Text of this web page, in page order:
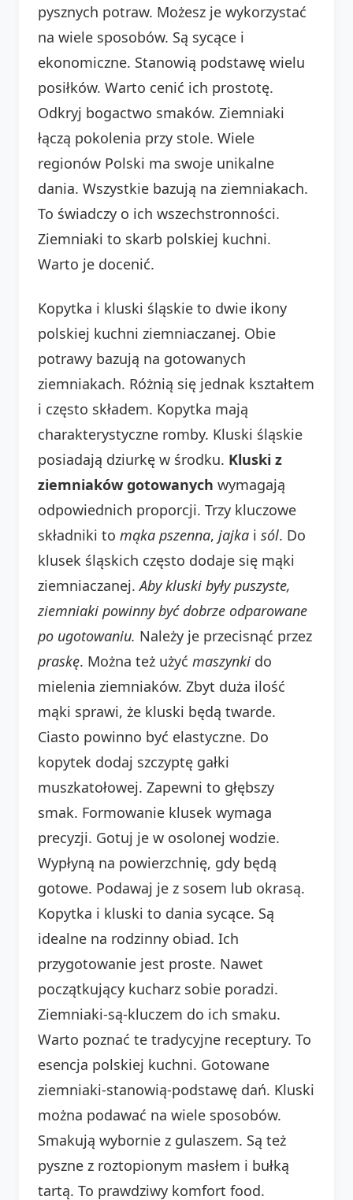
pysznych potraw. Możesz je wykorzystać
na wiele sposobów. Są sycące i
ekonomiczne. Stanowią podstawę wielu
posiłków. Warto cenić ich prostotę.
Odkryj bogactwo smaków. Ziemniaki
łączą pokolenia przy stole. Wiele
regionów Polski ma swoje unikalne
dania. Wszystkie bazują na ziemniakach.
To świadczy o ich wszechstronności.
Ziemniaki to skarb polskiej kuchni.
Warto je docenić.
Kopytka i kluski śląskie to dwie ikony
polskiej kuchni ziemniaczanej. Obie
potrawy bazują na gotowanych
ziemniakach. Różnią się jednak kształtem
i często składem. Kopytka mają
charakterystyczne romby. Kluski śląskie
posiadają dziurkę w środku. Kluski z
ziemniaków gotowanych wymagają
odpowiednich proporcji. Trzy kluczowe
składniki to mąka pszenna, jajka i sól. Do
klusek śląskich często dodaje się mąki
ziemniaczanej.Aby kluski były puszyste,
ziemniaki powinny być dobrze odparowane
po ugotowaniu. Należy je przecisnąć przez
praskę. Można też użyć maszynki do
mielenia ziemniaków. Zbyt duża ilość
mąki sprawi, że kluski będą twarde.
Ciasto powinno być elastyczne. Do
kopytek dodaj szczyptę gałki
muszkatołowej. Zapewni to głębszy
smak. Formowanie klusek wymaga
precyzji. Gotuj je w osolonej wodzie.
Wypłyną na powierzchnię, gdy będą
gotowe. Podawaj je z sosem lub okrasą.
Kopytka i kluski to dania sycące. Są
idealne na rodzinny obiad. Ich
przygotowanie jest proste. Nawet
początkujący kucharz sobie poradzi.
Ziemniaki-są-kluczem do ich smaku.
Warto poznać te tradycyjne receptury. To
esencja polskiej kuchni. Gotowane
ziemniaki-stanowią-podstawę dań. Kluski
można podawać na wiele sposobów.
Smakują wybornie z gulaszem. Są też
pyszne z roztopionym masłem i bułką
tartą. To prawdziwy komfort food.